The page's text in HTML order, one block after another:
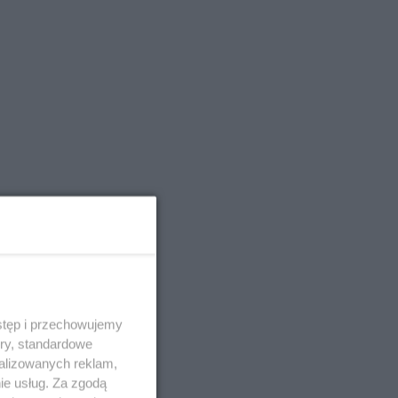
i przechowujemy
standardowe
reklam,
usług. Za zgodą